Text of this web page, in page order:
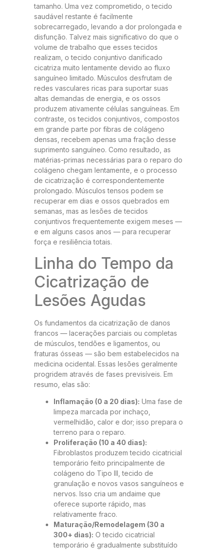
tamanho. Uma vez comprometido, o tecido
saudável restante é facilmente
sobrecarregado, levando a dor prolongada e
disfunção. Talvez mais significativo do que o
volume de trabalho que esses tecidos
realizam, o tecido conjuntivo danificado
cicatriza muito lentamente devido ao fluxo
sanguíneo limitado. Músculos desfrutam de
redes vasculares ricas para suportar suas
altas demandas de energia, e os ossos
produzem ativamente células sanguíneas. Em
contraste, os tecidos conjuntivos, compostos
em grande parte por fibras de colágeno
densas, recebem apenas uma fração desse
suprimento sanguíneo. Como resultado, as
matérias-primas necessárias para o reparo do
colágeno chegam lentamente, e o processo
de cicatrização é correspondentemente
prolongado. Músculos tensos podem se
recuperar em dias e ossos quebrados em
semanas, mas as lesões de tecidos
conjuntivos frequentemente exigem meses —
e em alguns casos anos — para recuperar
força e resiliência totais.
Linha do Tempo da
Cicatrização de
Lesões Agudas
Os fundamentos da cicatrização de danos
francos — lacerações parciais ou completas
de músculos, tendões e ligamentos, ou
fraturas ósseas — são bem estabelecidos na
medicina ocidental. Essas lesões geralmente
progridem através de fases previsíveis. Em
resumo, elas são:
Inflamação (0 a 20 dias): Uma fase de
limpeza marcada por inchaço,
vermelhidão, calor e dor; isso prepara o
terreno para o reparo.
Proliferação (10 a 40 dias):
Fibroblastos produzem tecido cicatricial
temporário feito principalmente de
colágeno do Tipo III, tecido de
granulação e novos vasos sanguíneos e
nervos. Isso cria um andaime que
oferece suporte rápido, mas
relativamente fraco.
Maturação/Remodelagem (30 a
300+ dias): O tecido cicatricial
temporário é gradualmente substituído